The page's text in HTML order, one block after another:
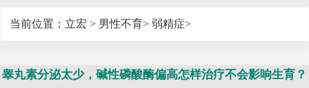
当前位置： 立宏 > 男性不育> 弱精症>
睾丸素分泌太少，碱性磷酸酶偏高怎样治疗不会影响生育？